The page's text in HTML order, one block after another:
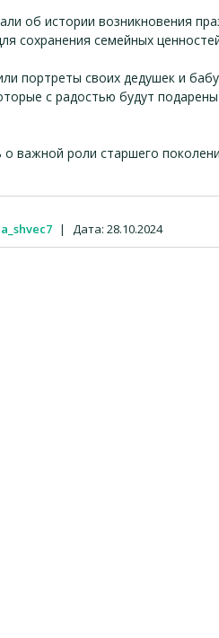
об истории возникновения
сохранения семейных
портреты своих дедушек и
с радостью будут
о важной роли старшего
| Дата: 28.10.2024